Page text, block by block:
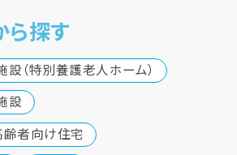
ら探す
（特別養護老人ホーム）
設
齢者向け住宅